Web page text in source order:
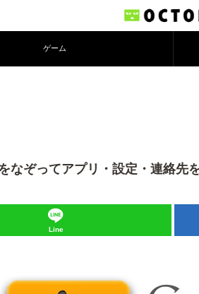
ゲーム
ぞってアプリ・設定・連絡先
Line